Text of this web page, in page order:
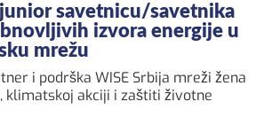
savetnicu/savetnika
izvora energije u
mrežu
i podrška WISE Srbija mreži žena
klimatskoj akciji i zaštiti životne